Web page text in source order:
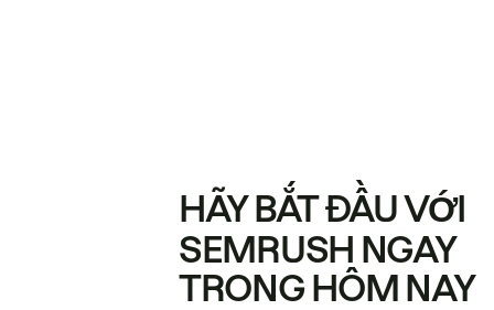
HÃY BẮT ĐẦU VỚI
SEMRUSH NGAY
TRONG HÔM NAY